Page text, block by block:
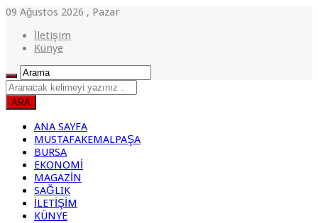
09 Ağustos 2026 , Pazar
İletişim
Künye
ANA SAYFA
MUSTAFAKEMALPAŞA
BURSA
EKONOMİ
MAGAZİN
SAĞLIK
İLETİŞİM
KÜNYE